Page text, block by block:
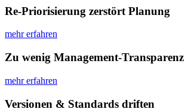
Re-Priorisierung zerstört Planung
mehr erfahren
Zu wenig Management-Transparenz
mehr erfahren
Versionen & Standards driften